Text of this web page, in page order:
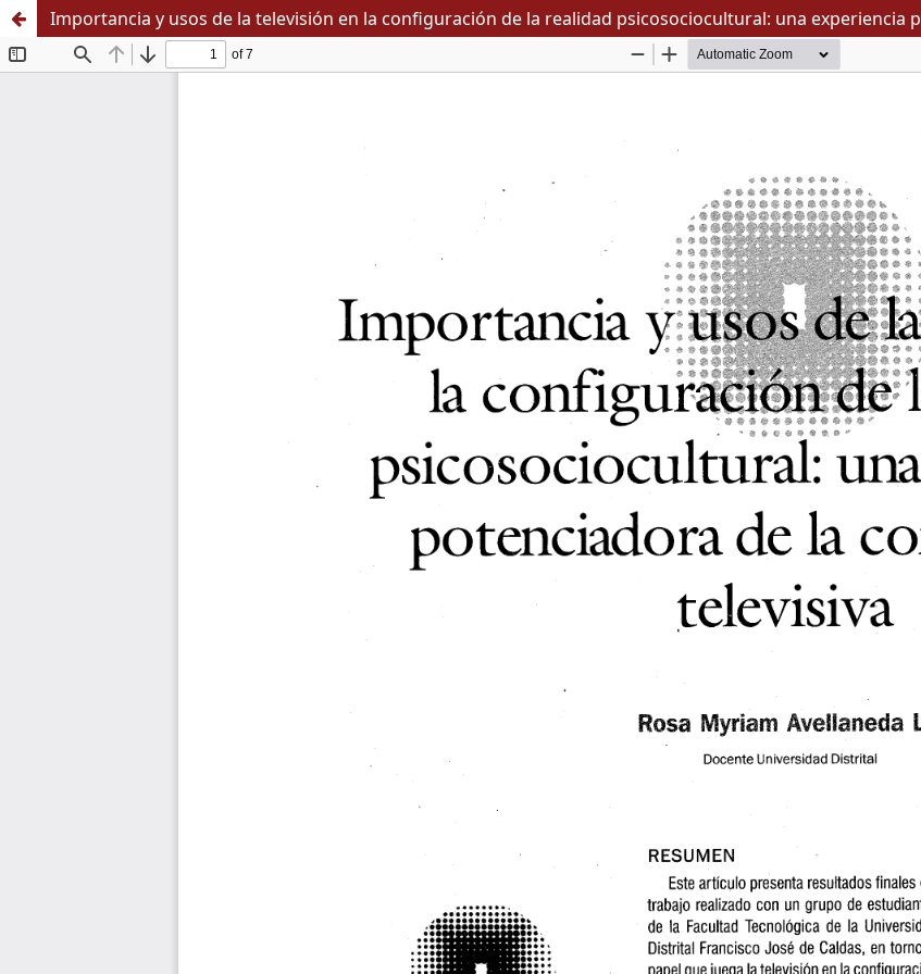
Importancia y usos de la televisión en la configuración de la realidad psicosociocultural: una experiencia